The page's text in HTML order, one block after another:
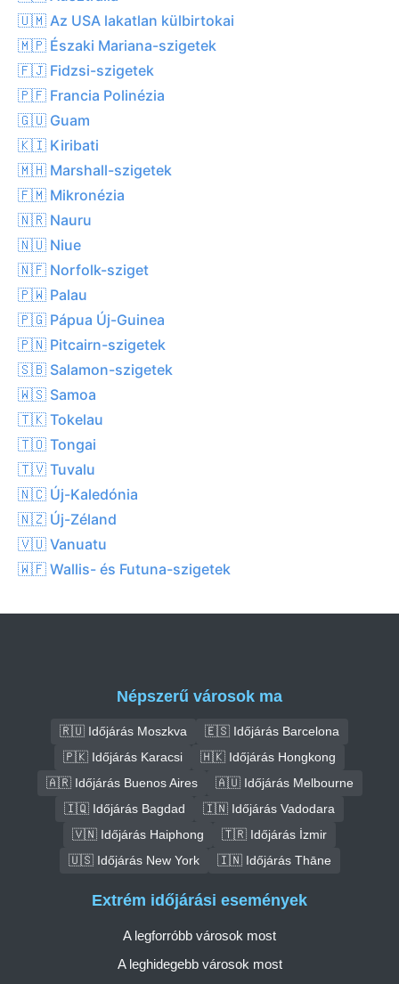
🇺🇲 Az USA lakatlan külbirtokai
🇲🇵 Északi Mariana-szigetek
🇫🇯 Fidzsi-szigetek
🇵🇫 Francia Polinézia
🇬🇺 Guam
🇰🇮 Kiribati
🇲🇭 Marshall-szigetek
🇫🇲 Mikronézia
🇳🇷 Nauru
🇳🇺 Niue
🇳🇫 Norfolk-sziget
🇵🇼 Palau
🇵🇬 Pápua Új-Guinea
🇵🇳 Pitcairn-szigetek
🇸🇧 Salamon-szigetek
🇼🇸 Samoa
🇹🇰 Tokelau
🇹🇴 Tongai
🇹🇻 Tuvalu
🇳🇨 Új-Kaledónia
🇳🇿 Új-Zéland
🇻🇺 Vanuatu
🇼🇫 Wallis- és Futuna-szigetek
Népszerű városok ma
🇷🇺 Időjárás Moszkva
🇪🇸 Időjárás Barcelona
🇵🇰 Időjárás Karacsi
🇭🇰 Időjárás Hongkong
🇦🇷 Időjárás Buenos Aires
🇦🇺 Időjárás Melbourne
🇮🇶 Időjárás Bagdad
🇮🇳 Időjárás Vadodara
🇻🇳 Időjárás Haiphong
🇹🇷 Időjárás İzmir
🇺🇸 Időjárás New York
🇮🇳 Időjárás Thāne
Extrém időjárási események
A legforróbb városok most
A leghidegebb városok most